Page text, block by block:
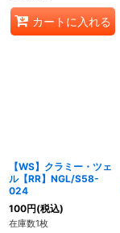
カートに入れる
【WS】クラミー・ツェ
ル【RR】NGL/S58-
024
100円(税込)
在庫数1枚